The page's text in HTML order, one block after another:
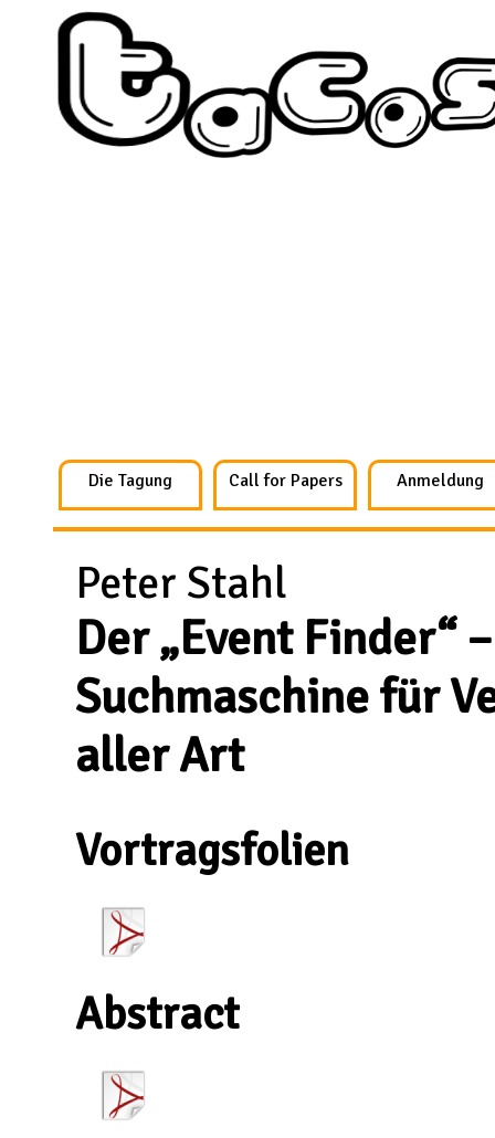
Die Tagung Call for Papers Anmeldung
Peter Stahl
Der „Event Finder“
Suchmaschine für
aller Art
Vortragsfolien
Abstract